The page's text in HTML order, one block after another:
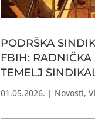
PODRŠKA
FBIH: RADNIČKA
TEMELJ
01.05.2026. | Novosti,